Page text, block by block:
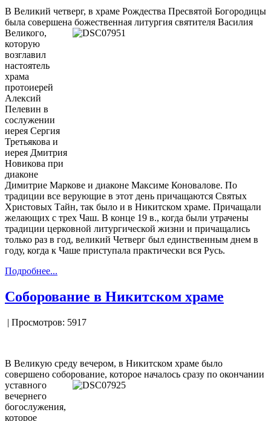
В Великий четверг, в храме Рождества Пресвятой Богородицы
была совершена божественная литургия святителя Василия
Великого,
которую
возглавил
настоятель
храма
протоиерей
Алексий
Пелевин в
сослужении
иерея Сергия
Третьякова и
иерея Дмитрия
Новикова при
диаконе
Димитрие Маркове и диаконе Максиме Коновалове. По
традиции все верующие в этот день причащаются Святых
Христовых Тайн, так было и в Никитском храме. Причащали
желающих с трех Чаш. В конце 19 в., когда были утрачены
традиции церковной литургической жизни и причащались
только раз в год, великий Четверг был единственным днем в
году, когда к Чаше приступала практически вся Русь.
Подробнее...
Соборование в Никитском храме
| Просмотров: 5917
В Великую среду вечером, в Никитском храме было
совершено соборование, которое началось сразу по окончании
уставного
вечернего
богослужения,
которое